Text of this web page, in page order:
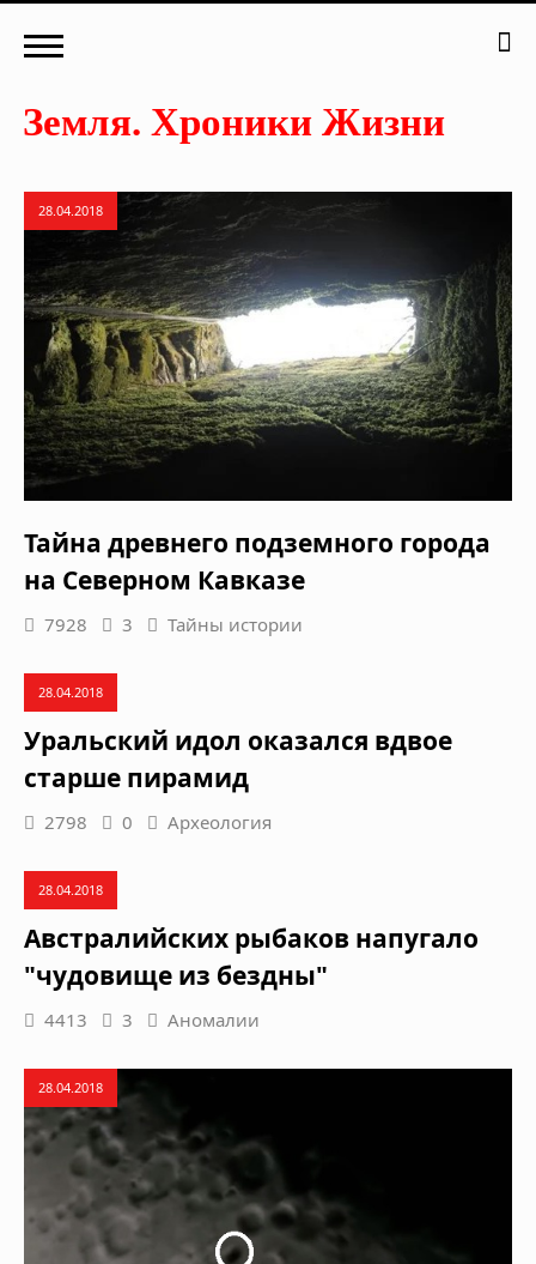
28.04.2018
Тайна древнего подземного города
на Северном Кавказе
7928 3 Тайны истории
28.04.2018
Уральский идол оказался вдвое
старше пирамид
2798 0 Археология
28.04.2018
Австралийских рыбаков напугало
"чудовище из бездны"
4413 3 Аномалии
28.04.2018